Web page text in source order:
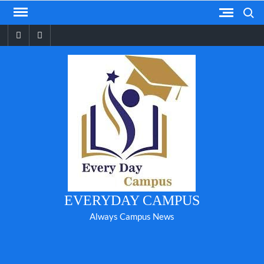
Skip
contentFacebook
EVERYDAY CAMPUS
Always Campus News